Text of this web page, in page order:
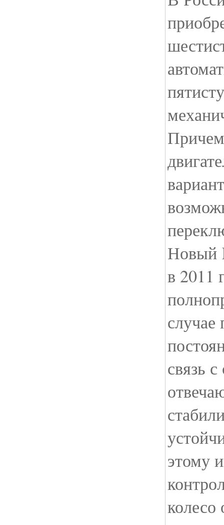
Новый
в 2011
связь
этому
колесо